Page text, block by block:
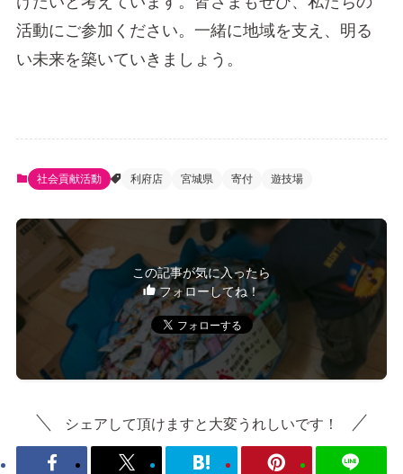
活動にご参加ください。一緒に地域を支え、明る
い未来を築いていきましょう。
社会貢献活動 利府店 宮城県 寄付 遊技場
この記事が気に入ったら
フォローしてね！
シェアして頂けますと大変うれしいです！